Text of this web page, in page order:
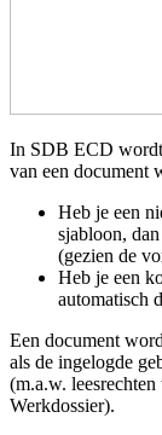
In SDB ECD wordt
van een document
Heb je een
sjabloon,
(gezien de
Heb je een
automatisch
Een document
als de ingelogde
(m.a.w.
Werkdossier).